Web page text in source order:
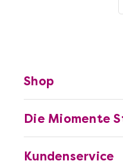
Kundenservice
Die Miomente
Shop